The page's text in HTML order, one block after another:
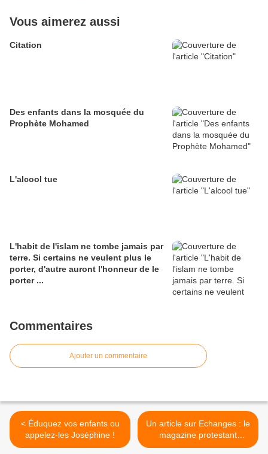
Vous aimerez aussi
Citation
Des enfants dans la mosquée du
Prophète Mohamed
L'alcool tue
L'habit de l'islam ne tombe jamais par
terre. Si certains ne veulent plus le
porter, d'autre auront l'honneur de le
porter ...
Commentaires
Ajouter un commentaire
< Éduquez vos enfants ou
appelez-les Joséphine !
Un article sur Echanges : le
magazine protestant
régional. >